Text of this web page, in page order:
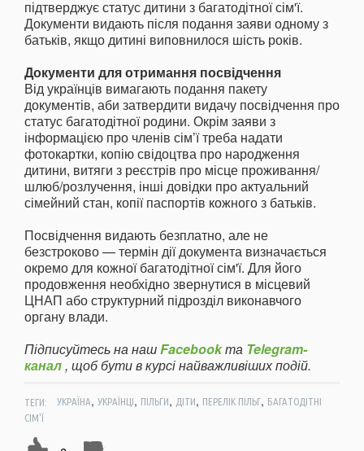
підтверджує статус дитини з багатодітної сім'ї.
Документи видають після подання заяви одному з
батьків, якщо дитині виповнилося шість років.
Документи для отримання посвідчення
Від українців вимагають подання пакету
документів, аби затвердити видачу посвідчення про
статус багатодітної родини. Окрім заяви з
інформацією про членів сім’ї треба надати
фотокартки, копію свідоцтва про народження
дитини, витяги з реєстрів про місце проживання/
шлюб/розлучення, інші довідки про актуальний
сімейний стан, копії паспортів кожного з батьків.
Посвідчення видають безплатно, але не
безстроково — термін дії документа визначається
окремо для кожної багатодітної сім'ї. Для його
продовження необхідно звернутися в місцевий
ЦНАП або структурний підрозділ виконавчого
органу влади.
Підписуйтесь на нашFacebookта Telegram-
канал, щоб бути в курсі найважливіших подій.
ТЕГИ: УКРАЇНА, УКРАЇНЦІ, ПІЛЬГИ, ДІТИ, ПЕРЕЛІК ПІЛЬГ, БАГАТОДІТНІ
СІМ'Ї